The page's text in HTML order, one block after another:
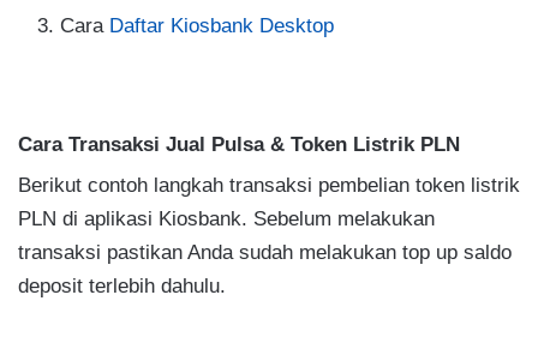
Cara Daftar Kiosbank Desktop
Cara Transaksi Jual Pulsa & Token Listrik PLN
Berikut contoh langkah transaksi pembelian token listrik
PLN di aplikasi Kiosbank. Sebelum melakukan
transaksi pastikan Anda sudah melakukan top up saldo
deposit terlebih dahulu.